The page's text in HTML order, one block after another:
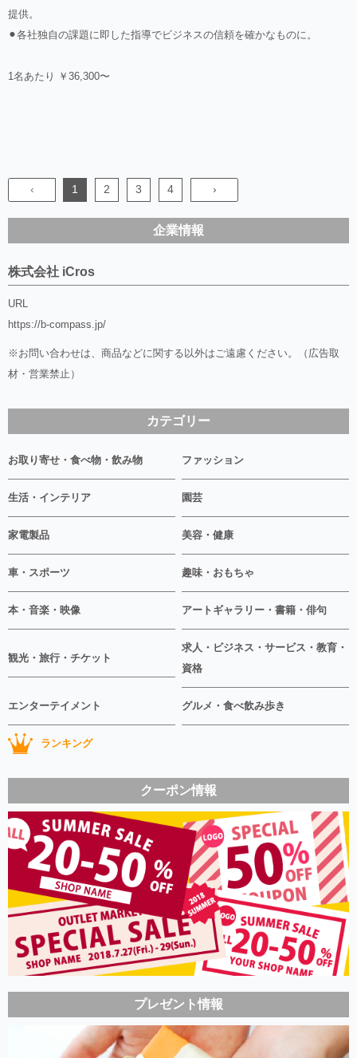
提供。
⚫︎各社独自の課題に即した指導でビジネスの信頼を確かなものに。
1名あたり ￥36,300〜
‹ 1 2 3 4 ›
企業情報
株式会社 iCros
URL
https://b-compass.jp/
※お問い合わせは、商品などに関する以外はご遠慮ください。（広告取
材・営業禁止）
カテゴリー
お取り寄せ・食べ物・飲み物 ファッション
生活・インテリア 園芸
家電製品 美容・健康
車・スポーツ 趣味・おもちゃ
本・音楽・映像 アートギャラリー・書籍・俳句
観光・旅行・チケット
求人・ビジネス・サービス・教育・
資格
エンターテイメント グルメ・食べ飲み歩き
ランキング
クーポン情報
プレゼント情報